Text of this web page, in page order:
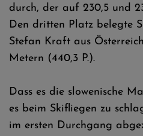
durch, der auf 230,5 und
Den dritten Platz belegte
Stefan Kraft aus
Metern (440,3 P.).
Dass es die slowenische
es beim Skifliegen zu
im ersten Durchgang